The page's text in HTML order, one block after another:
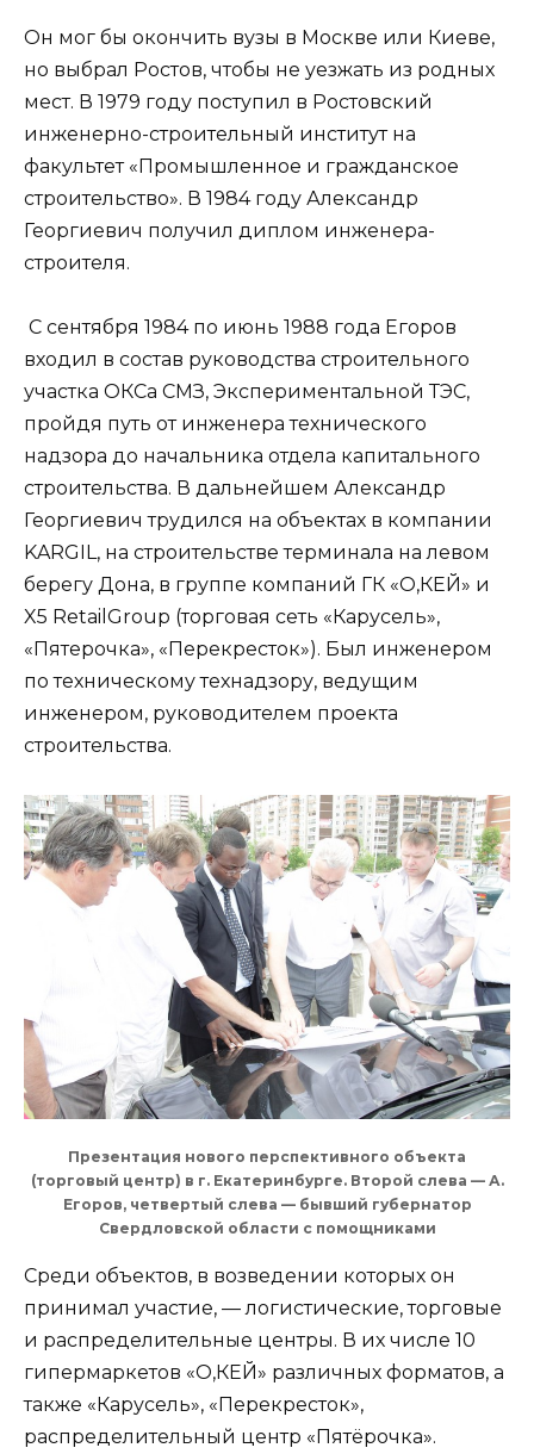
Он мог бы окончить вузы в Москве или Киеве,
но выбрал Ростов, чтобы не уезжать из родных
мест. В 1979 году поступил в Ростовский
инженерно-строительный институт на
факультет «Промышленное и гражданское
строительство». В 1984 году Александр
Георгиевич получил диплом инженера-
строителя.
С сентября 1984 по июнь 1988 года Егоров
входил в состав руководства строительного
участка ОКСа СМЗ, Экспериментальной ТЭС,
пройдя путь от инженера технического
надзора до начальника отдела капитального
строительства. В дальнейшем Александр
Георгиевич трудился на объектах в компании
KARGIL, на строительстве терминала на левом
берегу Дона, в группе компаний ГК «О,КЕЙ» и
X5 RetailGroup (торговая сеть «Карусель»,
«Пятерочка», «Перекресток»). Был инженером
по техническому технадзору, ведущим
инженером, руководителем проекта
строительства.
Презентация нового перспективного объекта
(торговый центр) в г. Екатеринбурге. Второй слева — А.
Егоров, четвертый слева — бывший губернатор
Свердловской области с помощниками
Среди объектов, в возведении которых он
принимал участие, — логистические, торговые
и распределительные центры. В их числе 10
гипермаркетов «О,КЕЙ» различных форматов, а
также «Карусель», «Перекресток»,
распределительный центр «Пятёрочка».